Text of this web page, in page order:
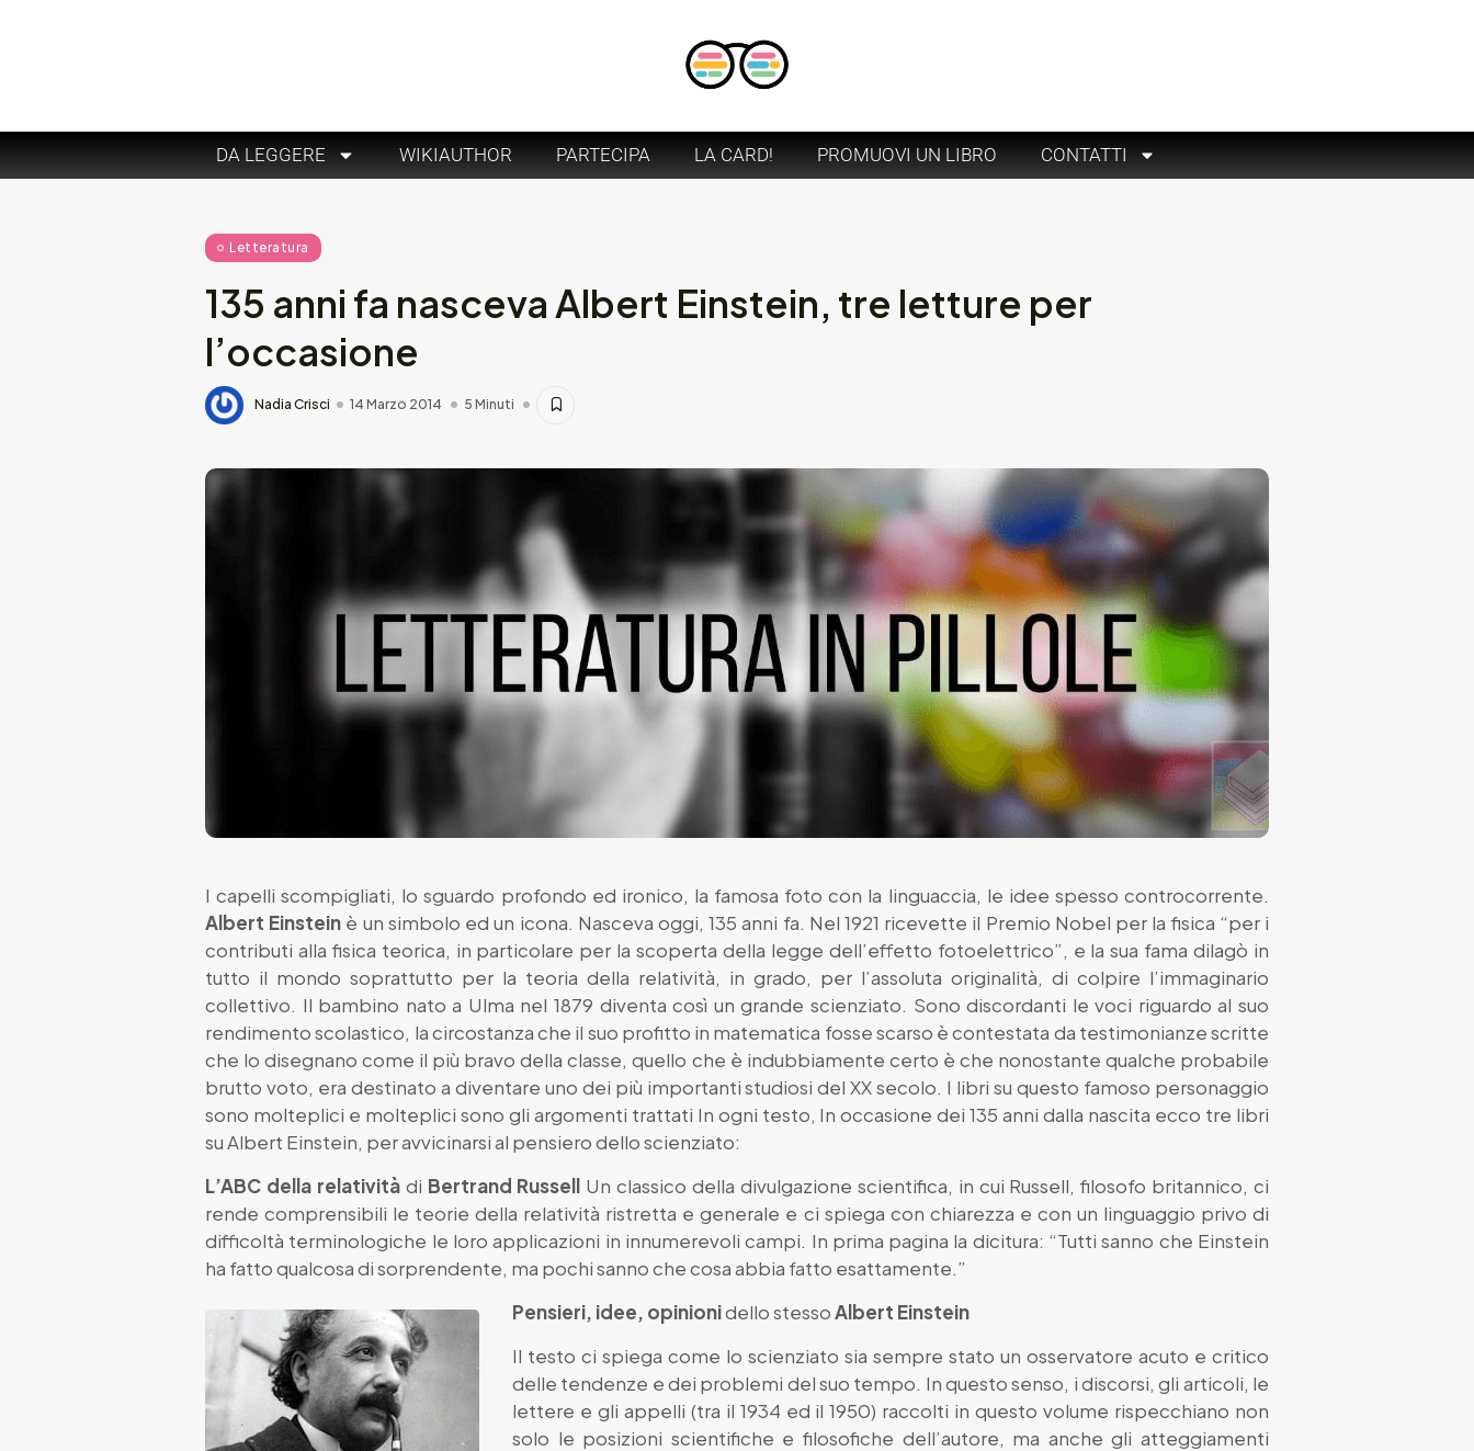
DA LEGGERE WIKIAUTHOR PARTECIPA LA CARD! PROMUOVI UN LIBRO CONTATTI
Letteratura
135 anni fa nasceva Albert Einstein, tre letture per
l’occasione
Nadia Crisci 14 Marzo 2014 5 Minuti
I capelli scompigliati, lo sguardo profondo ed ironico, la famosa foto con la linguaccia, le idee spesso controcorrente.
Albert Einstein è un simbolo ed un icona. Nasceva oggi, 135 anni fa. Nel 1921 ricevette il Premio Nobel per la fisica “per i
contributi alla fisica teorica, in particolare per la scoperta della legge dell’effetto fotoelettrico”, e la sua fama dilagò in
tutto il mondo soprattutto per la teoria della relatività, in grado, per l’assoluta originalità, di colpire l’immaginario
collettivo. Il bambino nato a Ulma nel 1879 diventa così un grande scienziato. Sono discordanti le voci riguardo al suo
rendimento scolastico, la circostanza che il suo profitto in matematica fosse scarso è contestata da testimonianze scritte
che lo disegnano come il più bravo della classe, quello che è indubbiamente certo è che nonostante qualche probabile
brutto voto, era destinato a diventare uno dei più importanti studiosi del XX secolo. I libri su questo famoso personaggio
sono molteplici e molteplici sono gli argomenti trattati In ogni testo, In occasione dei 135 anni dalla nascita ecco tre libri
su Albert Einstein, per avvicinarsi al pensiero dello scienziato:
L’ABC della relatività di Bertrand Russell Un classico della divulgazione scientifica, in cui Russell, filosofo britannico, ci
rende comprensibili le teorie della relatività ristretta e generale e ci spiega con chiarezza e con un linguaggio privo di
difficoltà terminologiche le loro applicazioni in innumerevoli campi. In prima pagina la dicitura: “Tutti sanno che Einstein
ha fatto qualcosa di sorprendente, ma pochi sanno che cosa abbia fatto esattamente.”
Pensieri, idee, opinionidello stessoAlbert Einstein
Il testo ci spiega come lo scienziato sia sempre stato un osservatore acuto e critico
delle tendenze e dei problemi del suo tempo. In questo senso, i discorsi, gli articoli, le
lettere e gli appelli (tra il 1934 ed il 1950) raccolti in questo volume rispecchiano non
solo le posizioni scientifiche e filosofiche dell’autore, ma anche gli atteggiamenti